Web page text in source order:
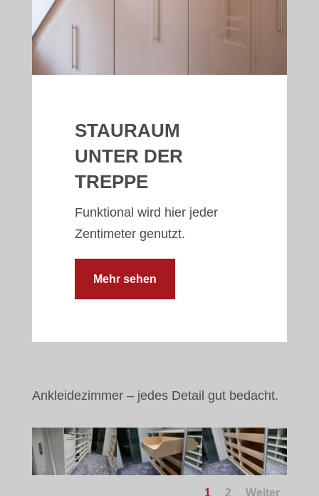
STAURAUM
UNTER DER
TREPPE
Funktional wird hier jeder
Zentimeter genutzt.
Mehr sehen
Ankleidezimmer – jedes Detail gut bedacht.
1 2 Weiter